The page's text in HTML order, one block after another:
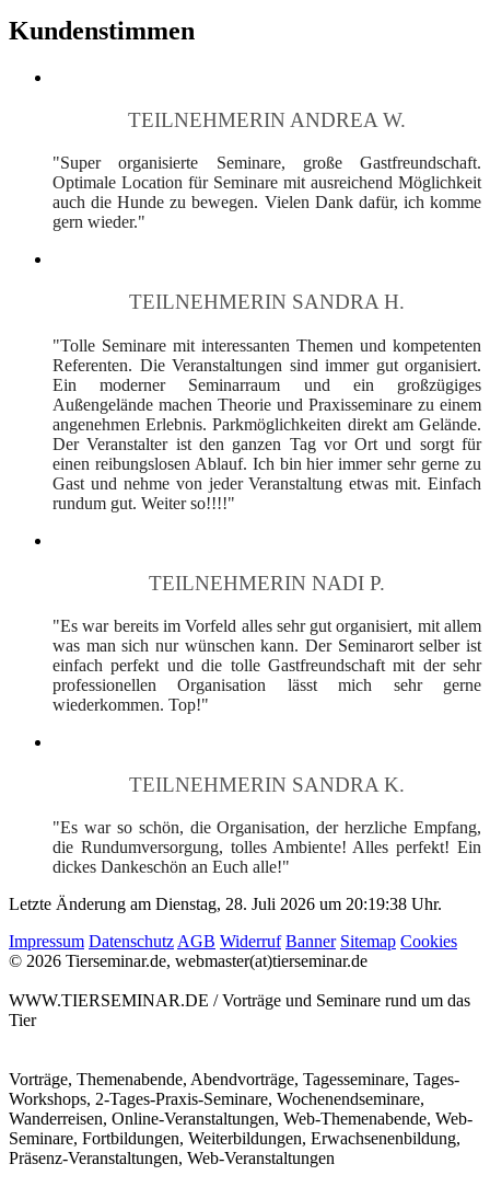
Kundenstimmen
TEILNEHMERIN ANDREA W.
"Super organisierte Seminare, große Gastfreundschaft.
Optimale Location für Seminare mit ausreichend Möglichkeit
auch die Hunde zu bewegen. Vielen Dank dafür, ich komme
gern wieder."
TEILNEHMERIN SANDRA H.
"Tolle Seminare mit interessanten Themen und kompetenten
Referenten. Die Veranstaltungen sind immer gut organisiert.
Ein moderner Seminarraum und ein großzügiges
Außengelände machen Theorie und Praxisseminare zu einem
angenehmen Erlebnis. Parkmöglichkeiten direkt am Gelände.
Der Veranstalter ist den ganzen Tag vor Ort und sorgt für
einen reibungslosen Ablauf. Ich bin hier immer sehr gerne zu
Gast und nehme von jeder Veranstaltung etwas mit. Einfach
rundum gut. Weiter so!!!!"
TEILNEHMERIN NADI P.
"Es war bereits im Vorfeld alles sehr gut organisiert, mit allem
was man sich nur wünschen kann. Der Seminarort selber ist
einfach perfekt und die tolle Gastfreundschaft mit der sehr
professionellen Organisation lässt mich sehr gerne
wiederkommen. Top!"
TEILNEHMERIN SANDRA K.
"Es war so schön, die Organisation, der herzliche Empfang,
die Rundumversorgung, tolles Ambiente! Alles perfekt! Ein
dickes Dankeschön an Euch alle!"
Letzte Änderung am Dienstag, 28. Juli 2026 um 20:19:38 Uhr.
Impressum DatenschutzAGB Widerruf Banner Sitemap Cookies
© 2026 Tierseminar.de, webmaster(at)tierseminar.de
WWW.TIERSEMINAR.DE / Vorträge und Seminare rund um das
Tier
Vorträge, Themenabende, Abendvorträge, Tagesseminare, Tages-
Workshops, 2-Tages-Praxis-Seminare, Wochenendseminare,
Wanderreisen, Online-Veranstaltungen, Web-Themenabende, Web-
Seminare, Fortbildungen, Weiterbildungen, Erwachsenenbildung,
Präsenz-Veranstaltungen, Web-Veranstaltungen